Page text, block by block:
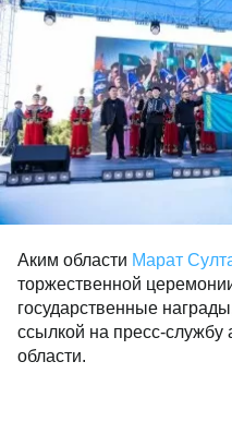
Аким области Марат
торжественной
государственные
ссылкой на пресс-службу
области.